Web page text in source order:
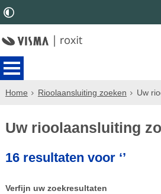
Home Rioolaansluiting zoeken Uw
Uw rioolaansluiting
16 resultaten voor ‘’
Verfijn uw zoekresultaten